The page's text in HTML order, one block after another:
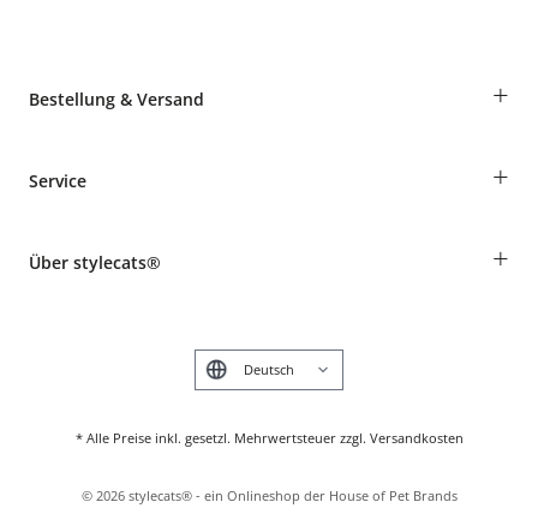
Bestellung & Versand +
Informationen zur Lieferung
Produkte reklamieren und zurücksenden
Service +
Tierkrankenversicherung
Über stylecats® +
* Alle Preise inkl. gesetzl. Mehrwertsteuer zzgl. Versandkosten
English
© 2026 stylecats® - ein Onlineshop der House of Pet Brands